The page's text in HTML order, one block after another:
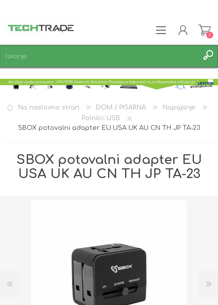
PRIJAVA
0
Na naslovno stran DOM / PISARNA
Napajanje
Polnilci USB
SBOX potovalni adapter EU USA UK AU CN TH JP TA-23
SBOX potovalni adapter EU
USA UK AU CN TH JP TA-23